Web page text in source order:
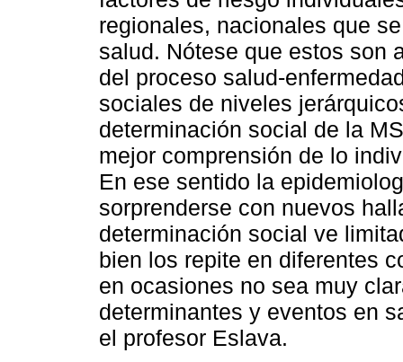
regionales, nacionales que
salud. Nótese que estos son
del proceso salud-
sociales de niveles
determinación social de la
mejor comprensión de lo
En ese sentido la
sorprenderse con nuevos
determinación social ve
bien los repite en diferentes
en ocasiones no sea muy
determinantes y eventos en
el profesor Eslava.